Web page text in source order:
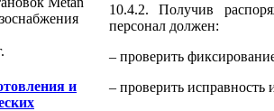
и
10.4.2. Получив
персонал должен:
– проверить
– проверить исправность